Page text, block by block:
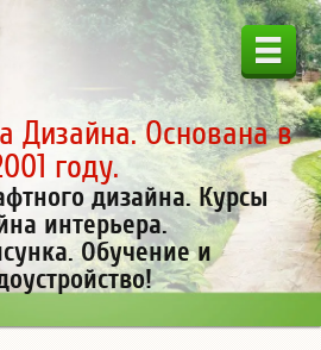
Дизайна. Основана в
году.
дизайна. Курсы
интерьера.
Обучение и